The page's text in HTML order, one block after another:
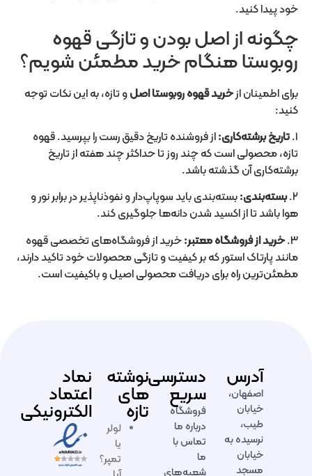
خود پیدا کنید.
چگونه از اصل بودن و تازگی قهوه
روبوستا هنگام خرید مطمئن شویم؟
برای اطمینان ازخرید قهوه روبوستا اصلو تازه، به این نکات توجه
کنید:
۱. تاریخ برشته‌کاری:از فروشنده تاریخ دقیق رست را بپرسید. قهوه
تازه، محصولی است که چند روز تا حداکثر چند هفته از تاریخ
برشته‌کاری آن گذشته باشد.
۲. بسته‌بندی:بسته‌بندی باید سوپاپ‌دار و نفوذناپذیر در برابر نور و
هوا باشد تا از اکسید شدن دانه‌ها جلوگیری کند.
۳. خرید از فروشگاه معتبر:خرید از فروشگاه‌های تخصصی قهوه
مانند پارتاک استور که بر کیفیت و تازگی محصولات خود تاکید دارند،
مطمئن‌ترین راه برای دریافت محصولی اصیل و باکیفیت است.
آدرس
اصفهان،
خیابان
طیب،
نرسیده به
خیابان
مسجد
دسترسی
سریع
فروشگاه
درباره ما
تماس با
ما
نوشته
های
تازه
لولر
یا
تمپر؟
نماد
اعتماد
الکترونیکی